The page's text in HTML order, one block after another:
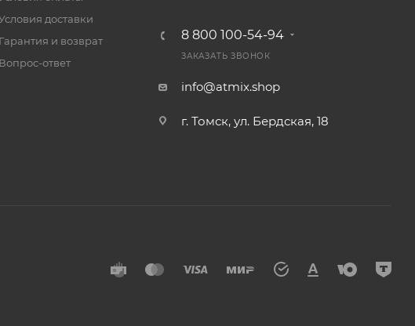
доставки
Гарантия и возврат
Вопрос-ответ
8 800 100-54-94
ЗАКАЗАТЬ ЗВОНОК
info@atmix.shop
г. Томск, ул. Бердская, 18